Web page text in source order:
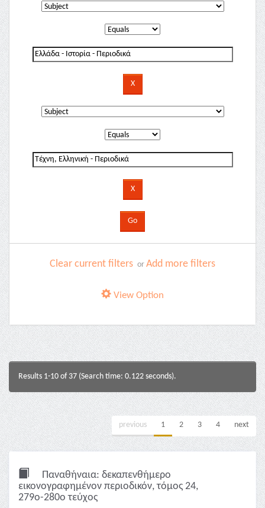
Clear current filters or Add more filters
View Option
Results 1-10 of 37 (Search time: 0.122 seconds).
previous 1 2 3 4 next
Παναθήναια: δεκαπενθήμερο
εικονογραφημένον περιοδικόν, τόμος 24,
279ο-280ο τεύχος